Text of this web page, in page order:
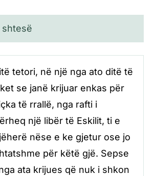
shtesë
tetori, në një nga ato ditë të
se janë krijuar enkas për
të rrallë, nga rafti i
një libër të Eskilit, ti e
nëse e ke gjetur ose jo
për këtë gjë. Sepse
ata krijues që nuk i shkon